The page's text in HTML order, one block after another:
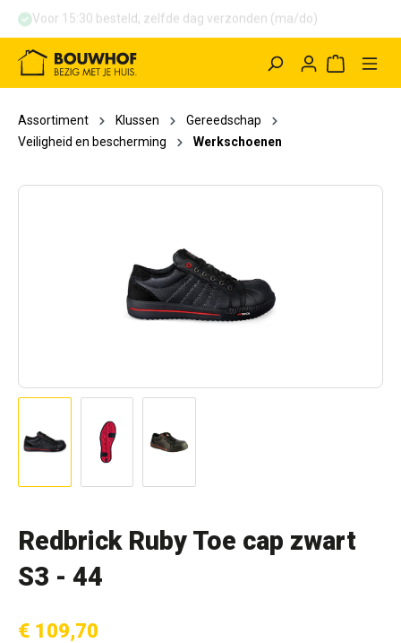
Voor 15:30 besteld, zelfde dag verzonden (ma/do)
Assortiment Klussen
Gereedschap
Veiligheid en bescherming
Werkschoenen
Redbrick Ruby Toe cap zwart
S3 - 44
€ 109,70